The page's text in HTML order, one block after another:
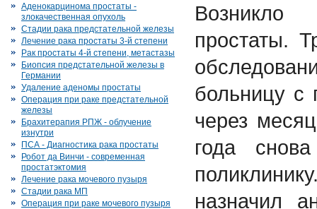
Аденокарцинома простаты -
злокачественная опухоль
Стадии рака предстательной железы
Лечение рака простаты 3-й степени
Рак простаты 4-й степени, метастазы
Биопсия предстательной железы в
Германии
Удаление аденомы простаты
Операция при раке предстательной
железы
Брахитерапия РПЖ - облучение
изнутри
ПСА - Диагностика рака простаты
Робот да Винчи - современная
простатэктомия
Лечение рака мочевого пузыря
Стадии рака МП
Операция при раке мочевого пузыря
простаты.
больницу с
через
года
назначил